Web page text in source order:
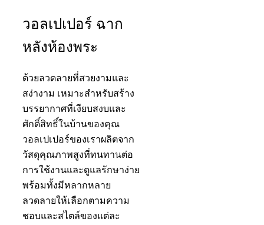
วอลเปเปอร์ ฉาก
หลังห้องพระ
ด้วยลวดลายที่สวยงามและ
สง่างาม เหมาะสำหรับสร้าง
บรรยากาศที่เงียบสงบและ
ศักดิ์สิทธิ์ในบ้านของคุณ
วอลเปเปอร์ของเราผลิตจาก
วัสดุคุณภาพสูงที่ทนทานต่อ
การใช้งานและดูแลรักษาง่าย
พร้อมทั้งมีหลากหลาย
ลวดลายให้เลือกตามความ
ชอบและสไตล์ของแต่ละ